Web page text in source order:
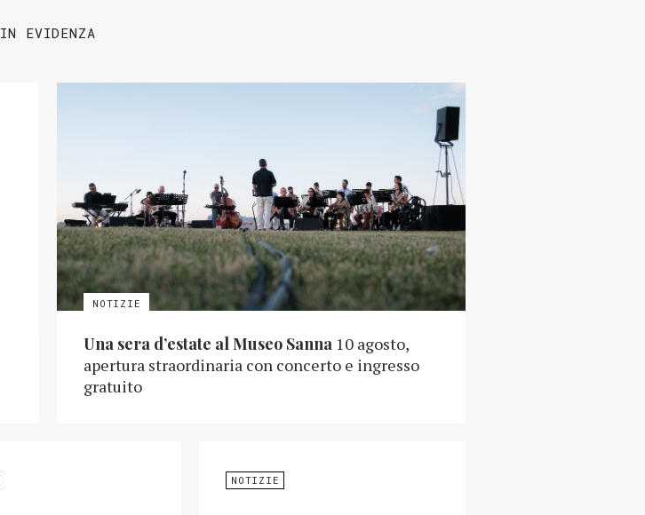
IN EVIDENZA
Una sera d’estate al Museo Sanna 10 agosto,
apertura straordinaria con concerto e ingresso
gratuito
NOTIZIE